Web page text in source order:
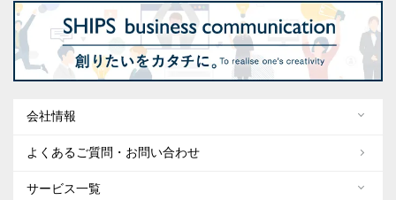
会社情報
よくあるご質問・お問い合わせ
サービス一覧